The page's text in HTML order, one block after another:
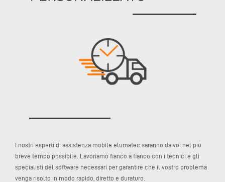
I nostri esperti di assistenza mobile elumatec saranno da voi nel più
breve tempo possibile. Lavoriamo fianco a fianco con i tecnici e gli
specialisti del software necessari per garantire che il vostro problema
venga risolto in modo rapido, diretto e duraturo.